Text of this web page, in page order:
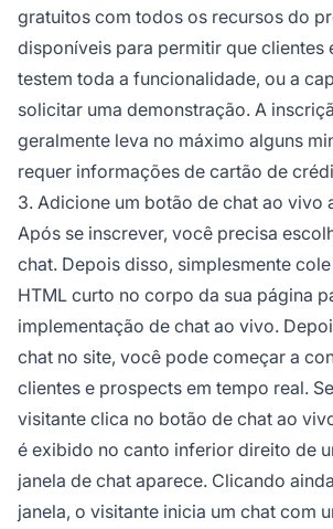
gratuitos com todos os recursos do
disponíveis para permitir que clientes
testem toda a funcionalidade, ou a
solicitar uma demonstração. A
geralmente leva no máximo alguns
requer informações de cartão de
3. Adicione um botão de chat ao vivo
Após se inscrever, você precisa
chat. Depois disso, simplesmente
HTML curto no corpo da sua página
implementação de chat ao vivo.
chat no site, você pode começar a
clientes e prospects em tempo real.
visitante clica no botão de chat ao
é exibido no canto inferior direito de
janela de chat aparece. Clicando
janela, o visitante inicia um chat com